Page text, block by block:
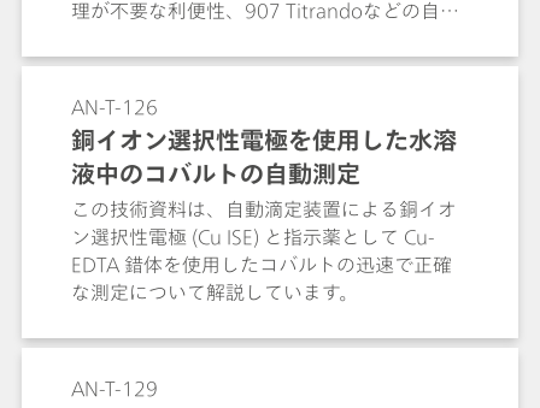
理が不要な利便性、907 Titrandoなどの自動
めっき浴管理など金属加工分野への応用につ
AN-T-126
銅イオン選択性電極を使用した水溶
液中のコバルトの自動測定
この技術資料は、自動滴定装置による銅イオ
ン選択性電極 (Cu ISE) と指示薬として Cu-
EDTA 錯体を使用したコバルトの迅速で正確
な測定について解説しています。
AN-T-129